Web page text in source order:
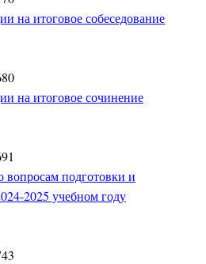
на итоговое собеседование
на итоговое сочинение
вопросам подготовки и
2025 учебном году